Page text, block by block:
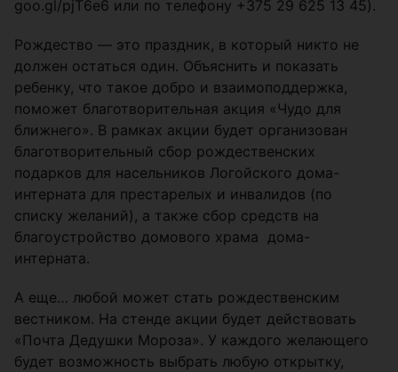
goo.gl/pjT6e6 или по телефону +375 29 625 13 45).
Рождество — это праздник, в который никто не
должен остаться один. Объяснить и показать
ребенку, что такое добро и взаимоподдержка,
поможет благотворительная акция «Чудо для
ближнего». В рамках акции будет организован
благотворительный сбор рождественских
подарков для насельников Логойского дома-
интерната для престарелых и инвалидов (по
списку желаний), а также сбор средств на
благоустройство домового храма дома-
интерната.
А еще… любой может стать рождественским
вестником. На стенде акции будет действовать
«Почта Дедушки Мороза». У каждого желающего
будет возможность выбрать любую открытку,